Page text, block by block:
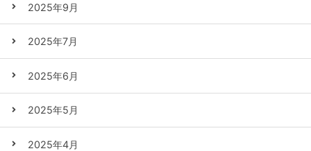
2025年9月
2025年7月
2025年6月
2025年5月
2025年4月